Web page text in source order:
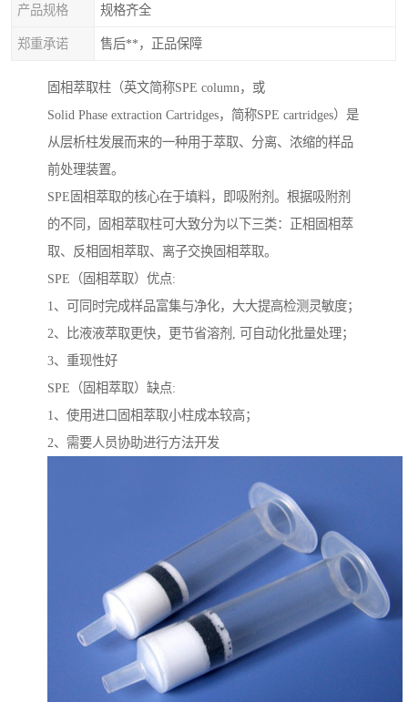
产品规格 规格齐全
郑重承诺 售后**，正品保障
固相萃取柱（英文简称SPE column，或
Solid Phase extraction Cartridges，简称SPE cartridges）是
从层析柱发展而来的一种用于萃取、分离、浓缩的样品
前处理装置。
SPE固相萃取的核心在于填料，即吸附剂。根据吸附剂
的不同，固相萃取柱可大致分为以下三类：正相固相萃
取、反相固相萃取、离子交换固相萃取。
SPE（固相萃取）优点:
1、可同时完成样品富集与净化，大大提高检测灵敏度；
2、比液液萃取更快，更节省溶剂, 可自动化批量处理；
3、重现性好
SPE（固相萃取）缺点:
1、使用进口固相萃取小柱成本较高；
2、需要人员协助进行方法开发